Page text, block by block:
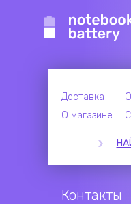
Доставка
О магазине
Контакты